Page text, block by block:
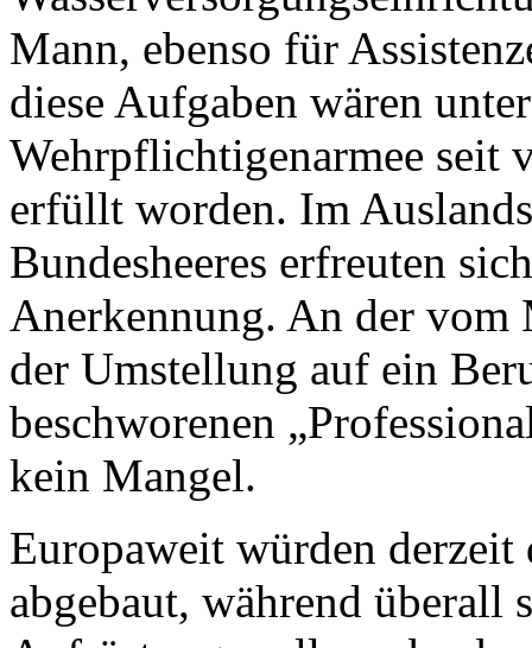
Mann, ebenso für
diese Aufgaben wären
Wehrpflichtigenarmee seit
erfüllt worden. Im
Bundesheeres erfreuten
Anerkennung. An der vom
der Umstellung auf ein
beschworenen
kein Mangel.
Europaweit würden derzeit
abgebaut, während überall